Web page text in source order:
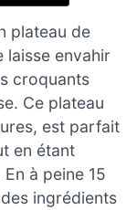
plateau de
laisse envahir
croquants
Ce plateau
est parfait
en étant
à peine 15
ingrédients